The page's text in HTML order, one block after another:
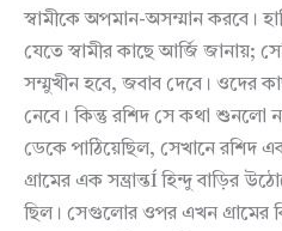
স্বামীকে অপমান-অসম্মান করবে।
যেতে স্বামীর কাছে আর্জি জানায়;
সম্মুখীন হবে, জবাব দেবে। ওদের
নেবে। কিন্তু রশিদ সে কথা শুনলো
ডেকে পাঠিয়েছিল, সেখানে রশিদ
গ্রামের এক সম্ভ্রান্তÍ হিন্দু বাড়ির
ছিল। সেগুলোর ওপর এখন গ্রামের